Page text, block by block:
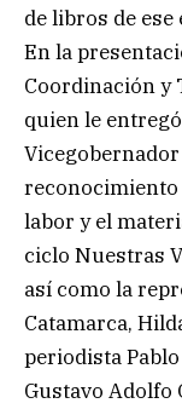
de libros de
En la
Coordinación y
quien le
Vicegobernador
reconocimiento
labor y el
ciclo Nuestras
así como la
Catamarca,
periodista
Gustavo Adolfo